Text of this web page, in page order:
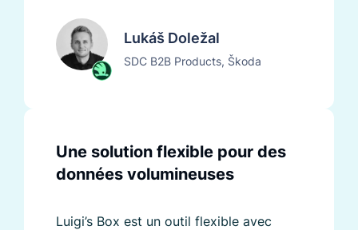
Lukáš Doležal
SDC B2B Products, Škoda
Une solution flexible pour des
données volumineuses
Luigi’s Box est un outil flexible avec